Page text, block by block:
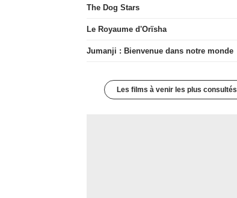
The Dog Stars
Le Royaume d'Orïsha
Jumanji : Bienvenue dans notre monde
Les films à venir les plus consultés